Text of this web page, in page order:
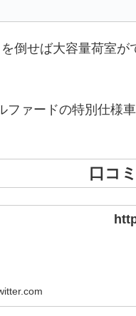
倒せば大容量荷室
ファードの特別仕様
口コ